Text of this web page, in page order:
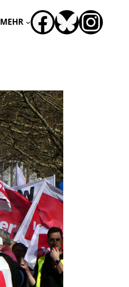
MEHR FACEBOOK
BLUESKY